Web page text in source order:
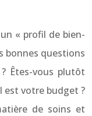
« profil de bien-
bonnes questions
Êtes-vous plutôt
est votre budget ?
de soins et